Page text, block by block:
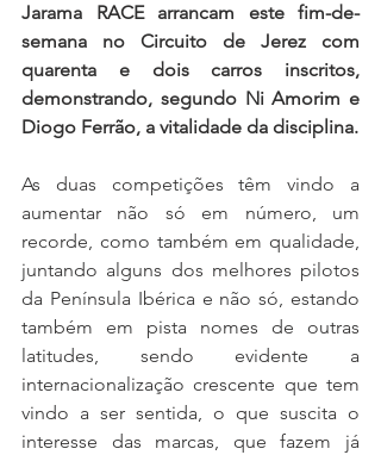
Jarama RACE arrancam este fim-de-
semana no Circuito de Jerez com
quarenta e dois carros inscritos,
demonstrando, segundo Ni Amorim e
Diogo Ferrão, a vitalidade da disciplina.
As duas competições têm vindo a
aumentar não só em número, um
recorde, como também em qualidade,
juntando alguns dos melhores pilotos
da Península Ibérica e não só, estando
também em pista nomes de outras
latitudes, sendo evidente a
internacionalização crescente que tem
vindo a ser sentida, o que suscita o
interesse das marcas, que fazem já